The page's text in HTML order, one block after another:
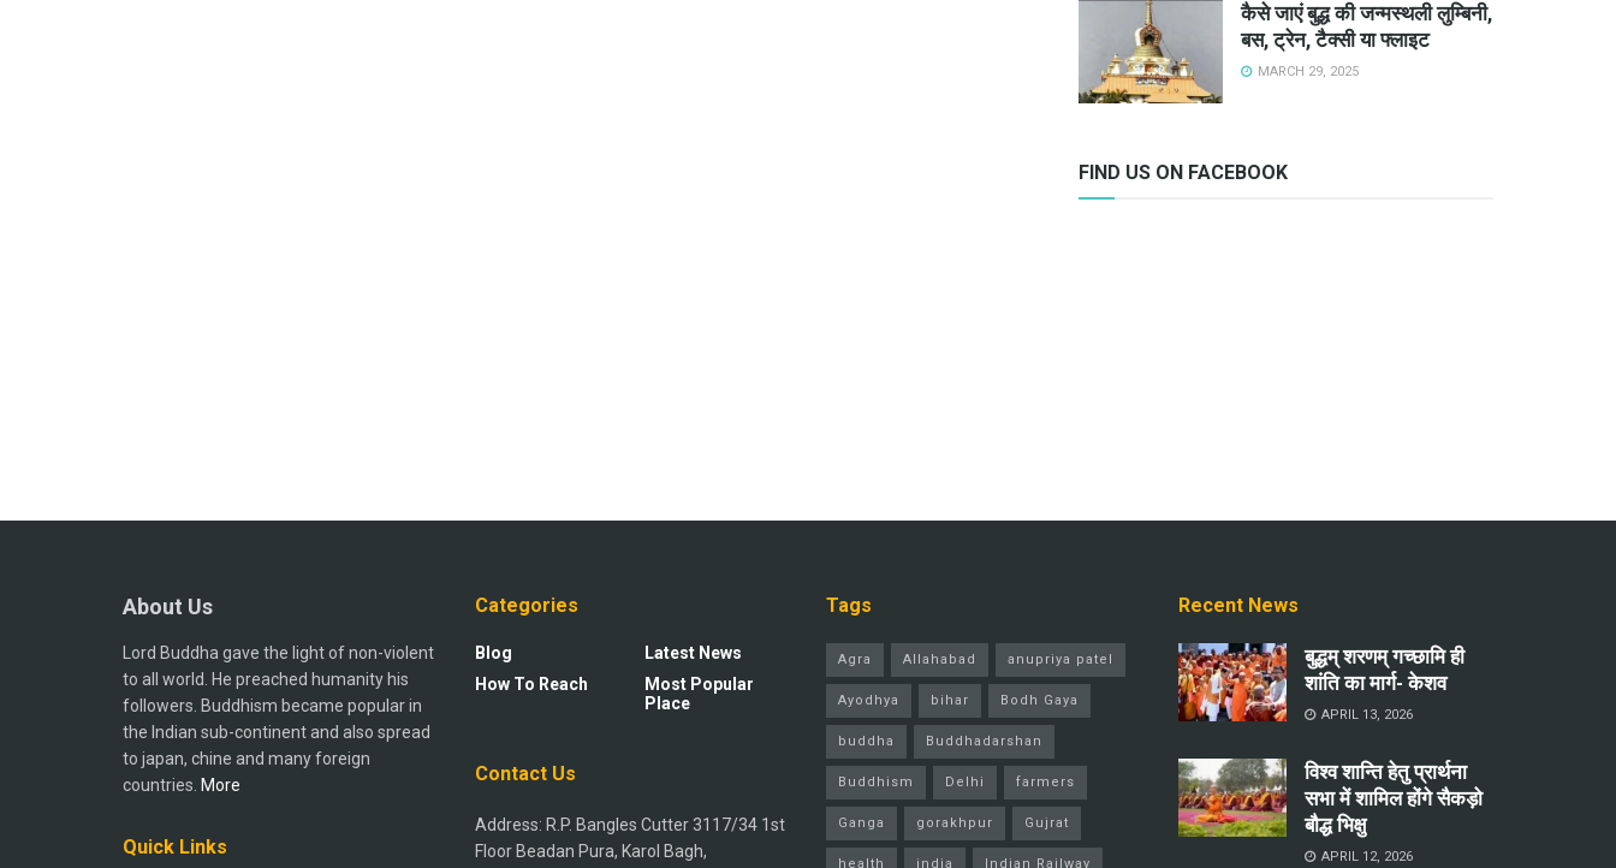
कैसे जाएं बुद्ध की जन्मस्थली लुम्बिनी,
बस, ट्रेन, टैक्सी या फ्लाइट
MARCH 29, 2025
FIND US ON FACEBOOK
About Us
Lord Buddha gave the light of non-violent
to all world. He preached humanity his
followers. Buddhism became popular in
the Indian sub-continent and also spread
to japan, chine and many foreign
countries. More
Quick Links
Categories
Blog
How To Reach
Latest News
Most Popular
Place
Contact Us
Address: R.P. Bangles Cutter 3117/34 1st
Floor Beadan Pura, Karol Bagh,
Tags
Agra Allahabad anupriya patel
Ayodhya bihar Bodh Gaya
buddha Buddhadarshan
Buddhism Delhi farmers
Ganga gorakhpur Gujrat
health india Indian Railway
Recent News
बुद्धम् शरणम् गच्छामि ही
शांति का मार्ग- केशव
APRIL 13, 2026
विश्व शान्ति हेतु प्रार्थना
सभा में शामिल होंगे सैकड़ो
बौद्ध भिक्षु
APRIL 12, 2026